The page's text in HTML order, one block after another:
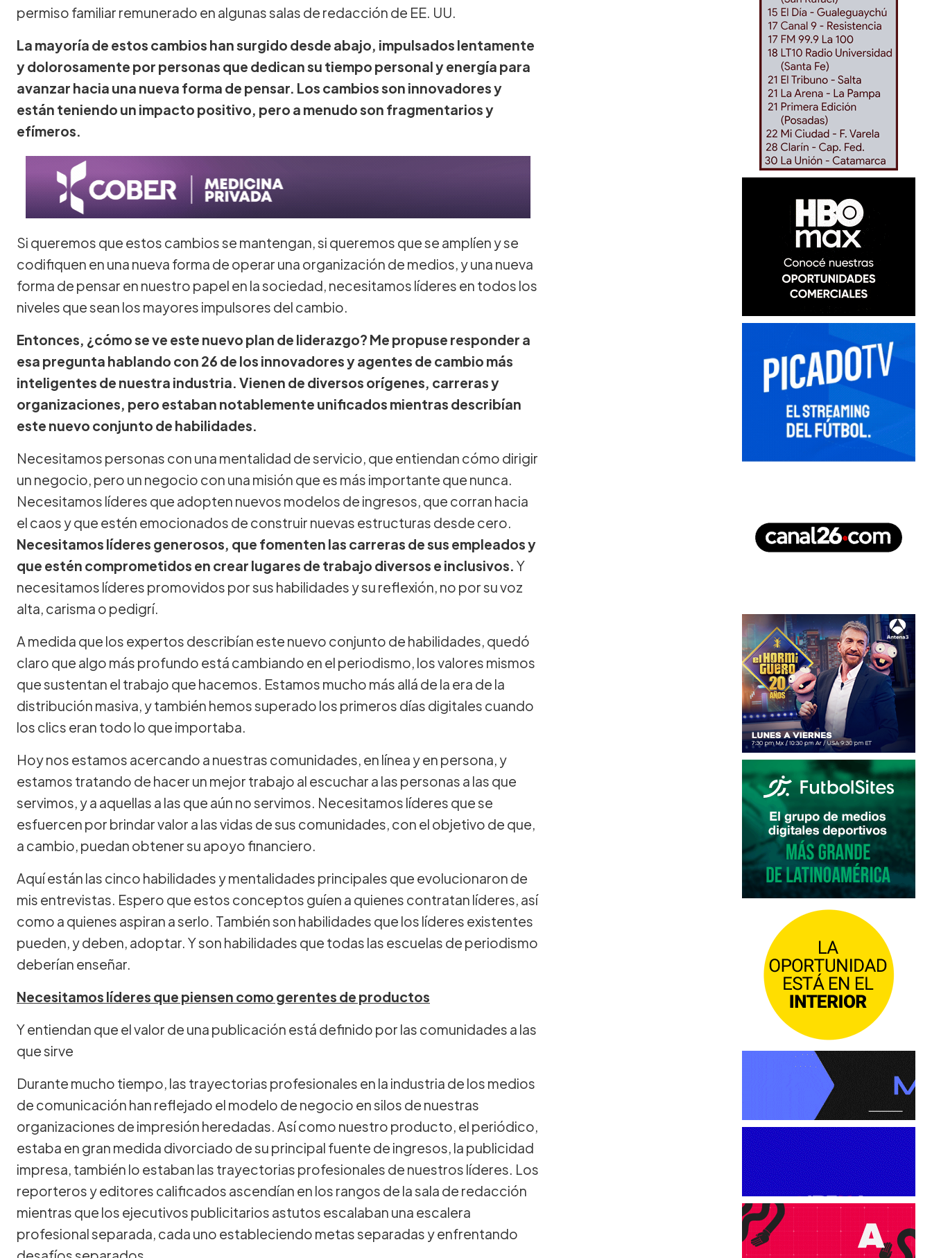
permiso familiar remunerado en algunas salas de redacción de EE. UU.
La mayoría de estos cambios han surgido desde abajo, impulsados lentamente
y dolorosamente por personas que dedican su tiempo personal y energía para
avanzar hacia una nueva forma de pensar. Los cambios son innovadores y
están teniendo un impacto positivo, pero a menudo son fragmentarios y
efímeros.
Si queremos que estos cambios se mantengan, si queremos que se amplíen y se
codifiquen en una nueva forma de operar una organización de medios, y una nueva
forma de pensar en nuestro papel en la sociedad, necesitamos líderes en todos los
niveles que sean los mayores impulsores del cambio.
Entonces, ¿cómo se ve este nuevo plan de liderazgo? Me propuse responder a
esa pregunta hablando con 26 de los innovadores y agentes de cambio más
inteligentes de nuestra industria. Vienen de diversos orígenes, carreras y
organizaciones, pero estaban notablemente unificados mientras describían
este nuevo conjunto de habilidades.
Necesitamos personas con una mentalidad de servicio, que entiendan cómo dirigir
un negocio, pero un negocio con una misión que es más importante que nunca.
Necesitamos líderes que adopten nuevos modelos de ingresos, que corran hacia
el caos y que estén emocionados de construir nuevas estructuras desde cero.
Necesitamos líderes generosos, que fomenten las carreras de sus empleados y
que estén comprometidos en crear lugares de trabajo diversos e inclusivos. Y
necesitamos líderes promovidos por sus habilidades y su reflexión, no por su voz
alta, carisma o pedigrí.
A medida que los expertos describían este nuevo conjunto de habilidades, quedó
claro que algo más profundo está cambiando en el periodismo, los valores mismos
que sustentan el trabajo que hacemos. Estamos mucho más allá de la era de la
distribución masiva, y también hemos superado los primeros días digitales cuando
los clics eran todo lo que importaba.
Hoy nos estamos acercando a nuestras comunidades, en línea y en persona, y
estamos tratando de hacer un mejor trabajo al escuchar a las personas a las que
servimos, y a aquellas a las que aún no servimos. Necesitamos líderes que se
esfuercen por brindar valor a las vidas de sus comunidades, con el objetivo de que,
a cambio, puedan obtener su apoyo financiero.
Aquí están las cinco habilidades y mentalidades principales que evolucionaron de
mis entrevistas. Espero que estos conceptos guíen a quienes contratan líderes, así
como a quienes aspiran a serlo. También son habilidades que los líderes existentes
pueden, y deben, adoptar. Y son habilidades que todas las escuelas de periodismo
deberían enseñar.
Necesitamos líderes que piensen como gerentes de productos
Y entiendan que el valor de una publicación está definido por las comunidades a las
que sirve
Durante mucho tiempo, las trayectorias profesionales en la industria de los medios
de comunicación han reflejado el modelo de negocio en silos de nuestras
organizaciones de impresión heredadas. Así como nuestro producto, el periódico,
estaba en gran medida divorciado de su principal fuente de ingresos, la publicidad
impresa, también lo estaban las trayectorias profesionales de nuestros líderes. Los
reporteros y editores calificados ascendían en los rangos de la sala de redacción
mientras que los ejecutivos publicitarios astutos escalaban una escalera
profesional separada, cada uno estableciendo metas separadas y enfrentando